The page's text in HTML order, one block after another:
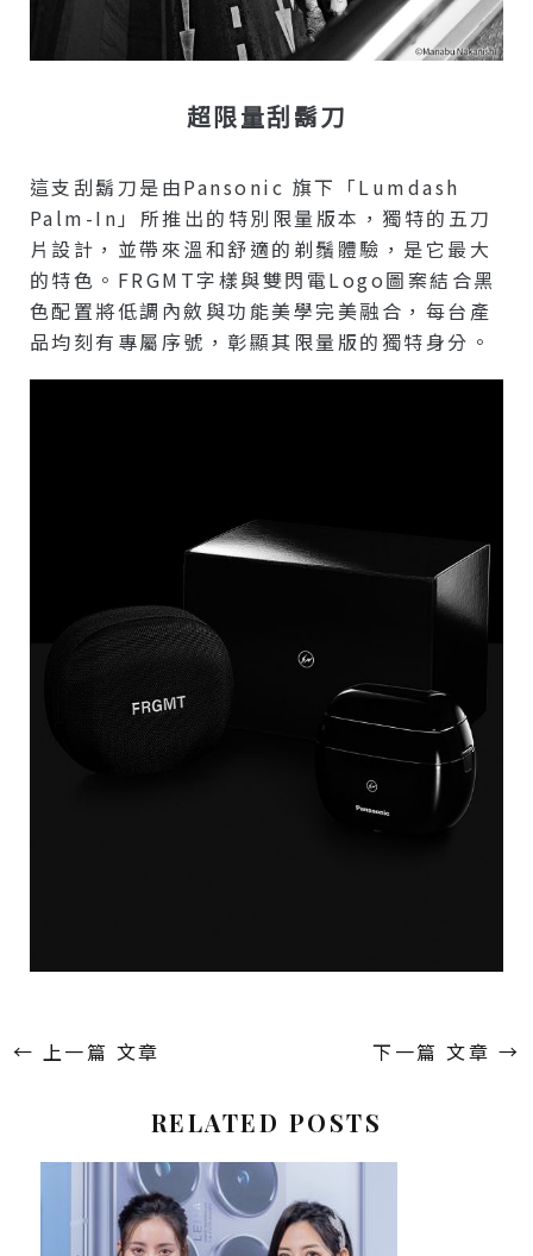
超限量刮鬍刀
這支刮鬍刀是由Pansonic 旗下「Lumdash
Palm-In」所推出的特別限量版本，獨特的五刀
片設計，並帶來溫和舒適的剃鬚體驗，是它最大
的特色。FRGMT字樣與雙閃電Logo圖案結合黑
色配置將低調內斂與功能美學完美融合，每台產
品均刻有專屬序號，彰顯其限量版的獨特身分。
← 上一篇 文章 下一篇 文章 →
RELATED POSTS